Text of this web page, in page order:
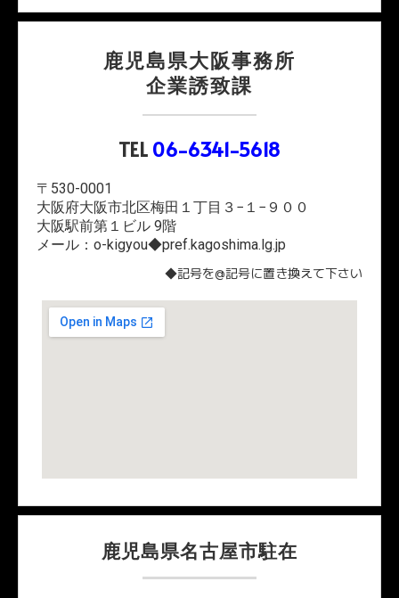
鹿児島県大阪事務所
企業誘致課
TEL 06-6341-5618
〒530-0001
大阪府大阪市北区梅田１丁目３−１−９００
大阪駅前第１ビル 9階
メール：o-kigyou◆pref.kagoshima.lg.jp
◆記号を@記号に置き換えて下さい
鹿児島県名古屋市駐在